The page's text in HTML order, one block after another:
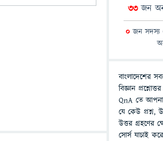
33জন
0জন সদস্য
বাংলাদেশের
বিজ্ঞান
QnA তে
যে কেউ প্রশ্ন,
উত্তর গ্রহণের
সোর্স যাচাই